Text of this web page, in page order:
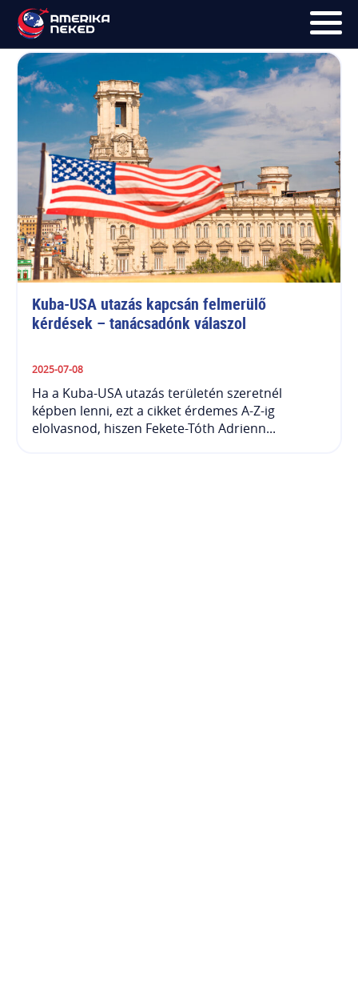
FŐOLDAL
HÍRLEVÉL
BLOG
RÓLUNK
KÉPEK
Fekete-Tóth Adrienn
Kuba-USA utazás kapcsán felmerülő
kérdések – tanácsadónk válaszol
2025-07-08
Ha a Kuba-USA utazás területén szeretnél
képben lenni, ezt a cikket érdemes A-Z-ig
elolvasnod, hiszen Fekete-Tóth Adrienn...